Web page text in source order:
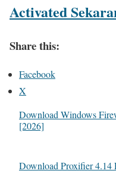
Activated
Share this:
Facebook
X
Download Windows
[2026]
Download Proxifier